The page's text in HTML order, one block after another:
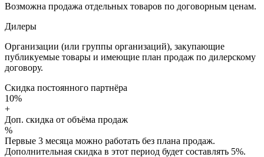
Возможна продажа отдельных товаров по договорным ценам.
Дилеры
Организации (или группы организаций), закупающие
публикуемые товары и имеющие план продаж по дилерскому
договору.
Скидка постоянного партнёра
10%
+
Доп. скидка от объёма продаж
%
Первые 3 месяца можно работать без плана продаж.
Дополнительная скидка в этот период будет составлять 5%.